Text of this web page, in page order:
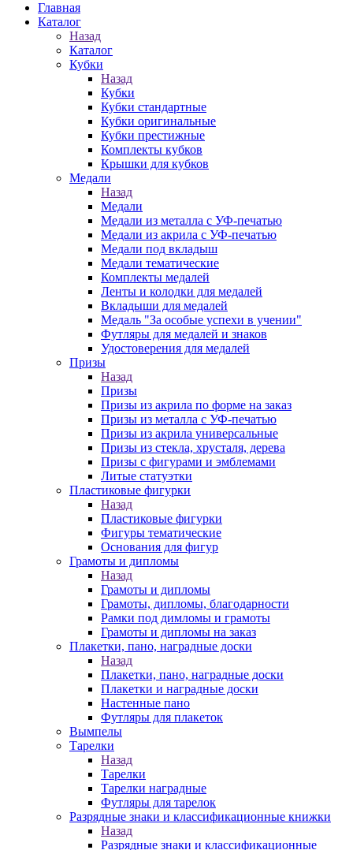
Главная
Каталог
Назад
Каталог
Кубки
Назад
Кубки
Кубки стандартные
Кубки оригинальные
Кубки престижные
Комплекты кубков
Крышки для кубков
Медали
Назад
Медали
Медали из металла с УФ-печатью
Медали из акрила с УФ-печатью
Медали под вкладыш
Медали тематические
Комплекты медалей
Ленты и колодки для медалей
Вкладыши для медалей
Медаль "За особые успехи в учении"
Футляры для медалей и знаков
Удостоверения для медалей
Призы
Назад
Призы
Призы из акрила по форме на заказ
Призы из металла с УФ-печатью
Призы из акрила универсальные
Призы из стекла, хрусталя, дерева
Призы с фигурами и эмблемами
Литые статуэтки
Пластиковые фигурки
Назад
Пластиковые фигурки
Фигуры тематические
Основания для фигур
Грамоты и дипломы
Назад
Грамоты и дипломы
Грамоты, дипломы, благодарности
Рамки под димломы и грамоты
Грамоты и дипломы на заказ
Плакетки, пано, наградные доски
Назад
Плакетки, пано, наградные доски
Плакетки и наградные доски
Настенные пано
Футляры для плакеток
Вымпелы
Тарелки
Назад
Тарелки
Тарелки наградные
Футляры для тарелок
Разрядные знаки и классификационные книжки
Назад
Разрядные знаки и классификационные